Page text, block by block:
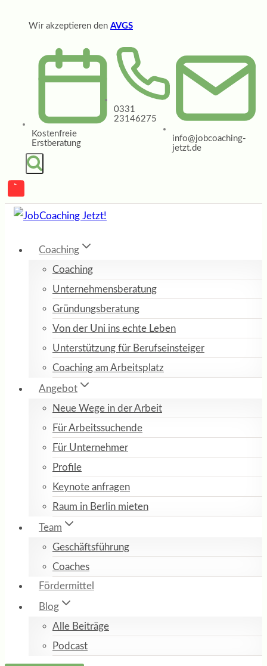
Wir akzeptieren den AVGS
Kostenfreie
Erstberatung
0331
23146275
info@jobcoaching-
jetzt.de
Coaching
Coaching
Unternehmensberatung
Gründungsberatung
Von der Uni ins echte Leben
Unterstützung für Berufseinsteiger
Coaching am Arbeitsplatz
Angebot
Neue Wege in der Arbeit
Für Arbeitssuchende
Für Unternehmer
Profile
Keynote anfragen
Raum in Berlin mieten
Team
Geschäftsführung
Coaches
Fördermittel
Blog
Alle Beiträge
Podcast